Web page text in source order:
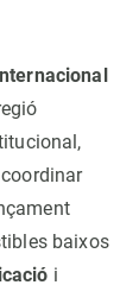
baixos
i